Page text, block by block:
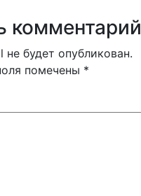
комментарий
будет опубликован.
помечены *